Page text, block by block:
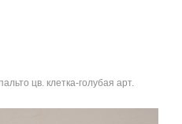
цв. клетка-голубая арт.